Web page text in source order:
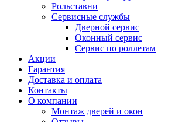
Рольставни
Сервисные службы
Дверной сервис
Оконный сервис
Сервис по роллетам
Акции
Гарантия
Доставка и оплата
Контакты
О компании
Монтаж дверей и окон